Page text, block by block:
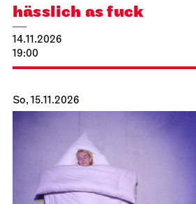
hässlich as fuck
14.11.2026
19:00
So, 15.11.2026